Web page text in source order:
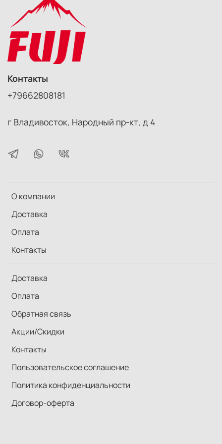
место – например, можно исправить тональность
бледной кожи модели. Часто бывает замечен в
“глянцевой” фотографии.
О компании
Доставка
Оплата
Контакты
Доставка
Оплата
Обратная связь
Акции/Скидки
Контакты
Пользовательское соглашение
Политика конфиденциальности
Договор-оферта
Контакты
+79662808181
г Владивосток, Народный пр-кт, д 4